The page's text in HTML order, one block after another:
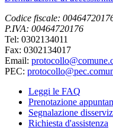
Codice fiscale:
P.IVA: 00464720176
Tel: 0302134011
Fax: 0302134017
Email:
PEC:
Leggi le FAQ
Prenotazione
Segnalazione
Richiesta d'assistenza